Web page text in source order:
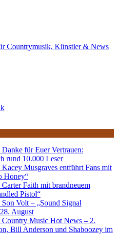
Danke für Euer Vertrauen:
rund 10.000 Leser
Kacey Musgraves entführt Fans mit
Honey“
Carter Faith mit brandneuem
Pistol“
Son Volt – „Sound Signal
August
Country Music Hot News – 2.
Bill Anderson und Shaboozey im